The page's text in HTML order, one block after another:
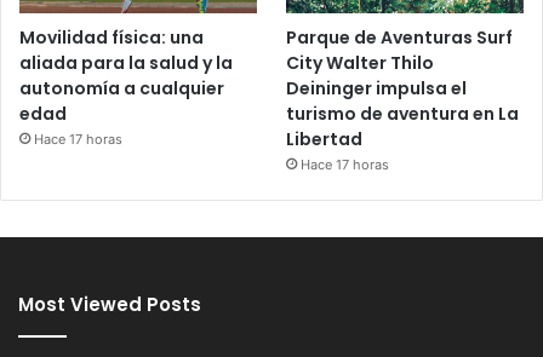
Movilidad física: una
aliada para la salud y la
autonomía a cualquier
edad
Hace 17 horas
Parque de Aventuras Surf
City Walter Thilo
Deininger impulsa el
turismo de aventura en La
Libertad
Hace 17 horas
Most Viewed Posts